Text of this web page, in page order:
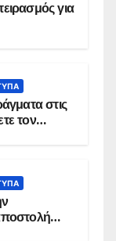
για
στις
τον